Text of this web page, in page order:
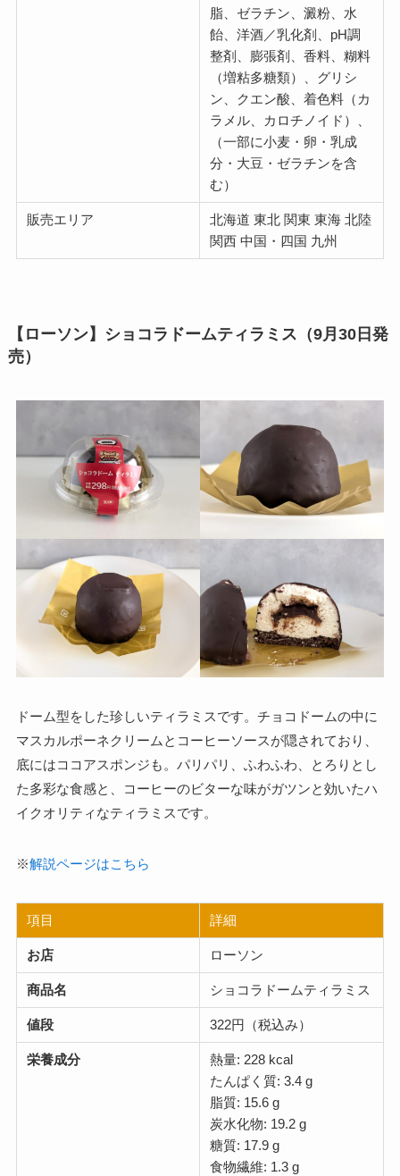
脂、ゼラチン、澱粉、水
飴、洋酒／乳化剤、pH調
整剤、膨張剤、香料、糊料
（増粘多糖類）、グリシ
ン、クエン酸、着色料（カ
ラメル、カロチノイド）、
（一部に小麦・卵・乳成
分・大豆・ゼラチンを含
む）
販売エリア
北海道 東北 関東 東海 北陸
関西 中国・四国 九州
【ローソン】ショコラドームティラミス（9月30日発
売）
ドーム型をした珍しいティラミスです。チョコドームの中に
マスカルポーネクリームとコーヒーソースが隠されており、
底にはココアスポンジも。パリパリ、ふわふわ、とろりとし
た多彩な食感と、コーヒーのビターな味がガツンと効いたハ
イクオリティなティラミスです。
※解説ページはこちら
項目 詳細
お店 ローソン
商品名 ショコラドームティラミス
値段 322円（税込み）
栄養成分
熱量: 228 kcal
たんぱく質: 3.4 g
脂質: 15.6 g
炭水化物: 19.2 g
糖質: 17.9 g
食物繊維: 1.3 g